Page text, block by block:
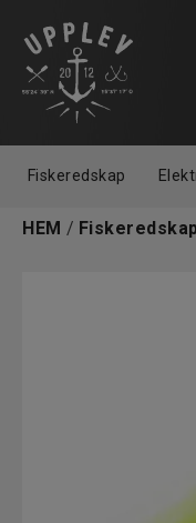
Fiskeredskap
HEM /